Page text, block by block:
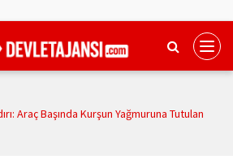
Araç Başında Kurşun Yağmuruna Tutulan